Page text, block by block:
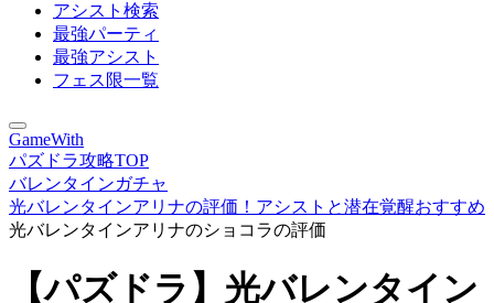
アシスト検索
最強パーティ
最強アシスト
フェス限一覧
GameWith
パズドラ攻略TOP
バレンタインガチャ
光バレンタインアリナの評価！アシストと潜在覚醒おすすめ
光バレンタインアリナのショコラの評価
【パズドラ】光バレンタイン